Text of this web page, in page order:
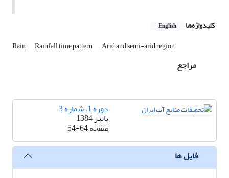
کلیدواژه‌ها English
Rain Rainfall time pattern Arid and semi-arid region
مراجع
دوره 1، شماره 3
پاییز 1384
صفحه54-64
فایل ها